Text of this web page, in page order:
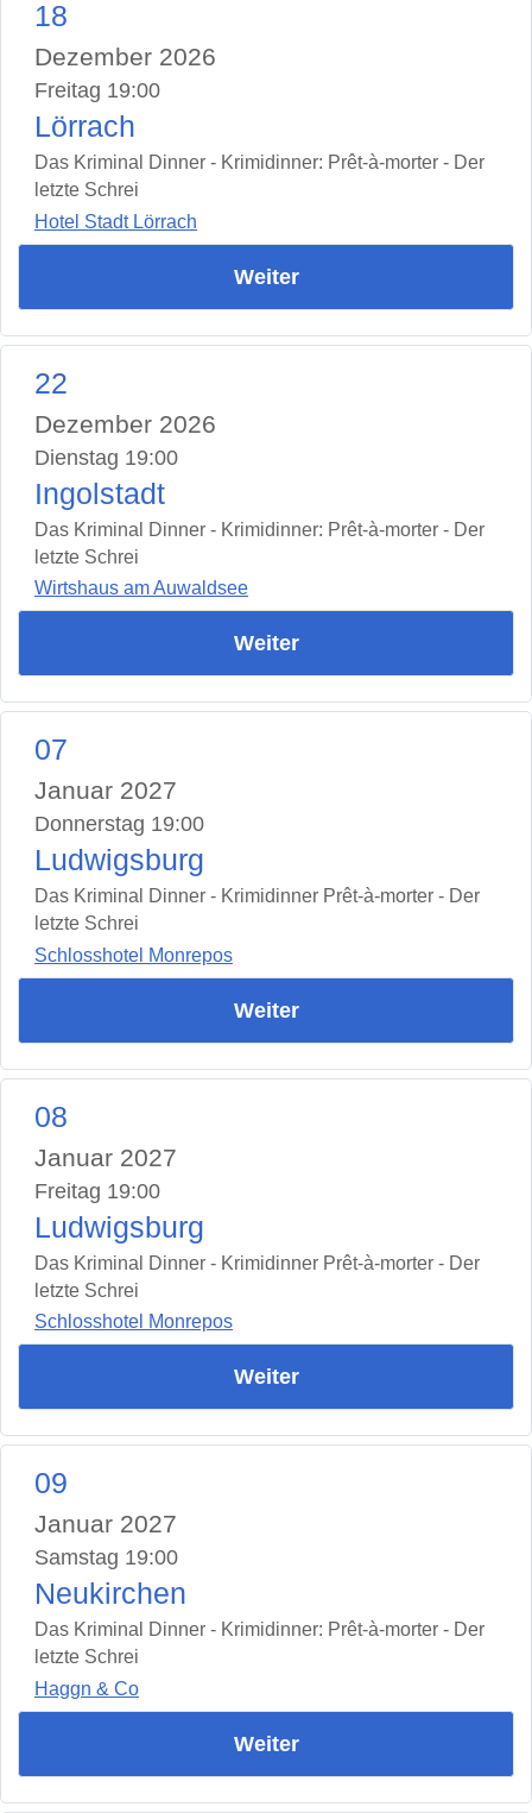
18
Dezember 2026
Freitag 19:00
Lörrach
Das Kriminal Dinner - Krimidinner: Prêt-à-morter - Der
letzte Schrei
Hotel Stadt Lörrach
Weiter
22
Dezember 2026
Dienstag 19:00
Ingolstadt
Das Kriminal Dinner - Krimidinner: Prêt-à-morter - Der
letzte Schrei
Wirtshaus am Auwaldsee
Weiter
07
Januar 2027
Donnerstag 19:00
Ludwigsburg
Das Kriminal Dinner - Krimidinner Prêt-à-morter - Der
letzte Schrei
Schlosshotel Monrepos
Weiter
08
Januar 2027
Freitag 19:00
Ludwigsburg
Das Kriminal Dinner - Krimidinner Prêt-à-morter - Der
letzte Schrei
Schlosshotel Monrepos
Weiter
09
Januar 2027
Samstag 19:00
Neukirchen
Das Kriminal Dinner - Krimidinner: Prêt-à-morter - Der
letzte Schrei
Haggn & Co
Weiter